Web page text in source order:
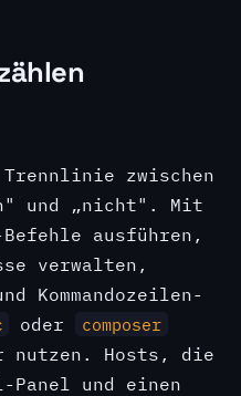
zwischen
und „nicht". Mit
ausführen,
verwalten,
Kommandozeilen-
oder composer
nutzen. Hosts, die
und einen